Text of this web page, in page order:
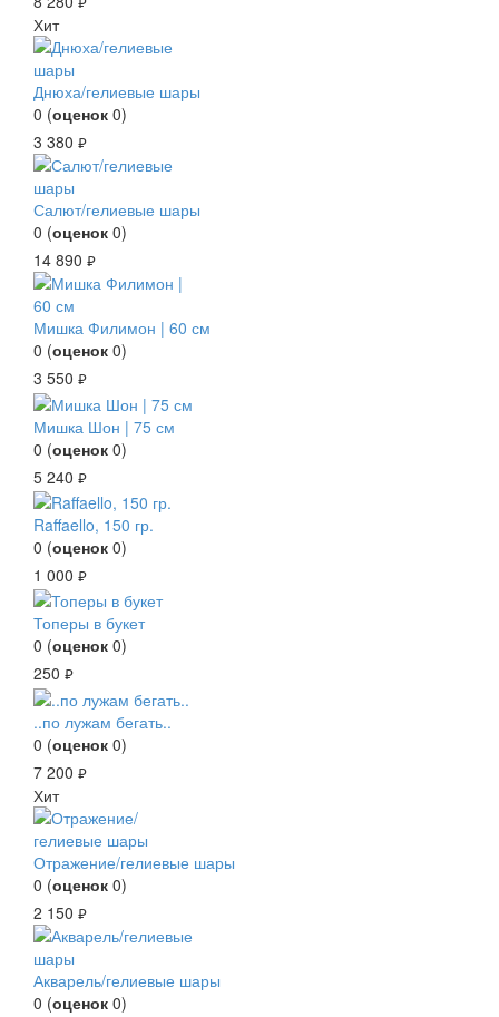
руб.
Хит
Днюха/гелиевые шары
0 (оценок 0)
3 380 руб.
Салют/гелиевые шары
0 (оценок 0)
14 890 руб.
Мишка Филимон | 60 см
0 (оценок 0)
3 550 руб.
Мишка Шон | 75 см
0 (оценок 0)
5 240 руб.
Raffaello, 150 гр.
0 (оценок 0)
1 000 руб.
Топеры в букет
0 (оценок 0)
250 руб.
..по лужам бегать..
0 (оценок 0)
7 200 руб.
Хит
Отражение/гелиевые шары
0 (оценок 0)
2 150 руб.
Акварель/гелиевые шары
0 (оценок 0)